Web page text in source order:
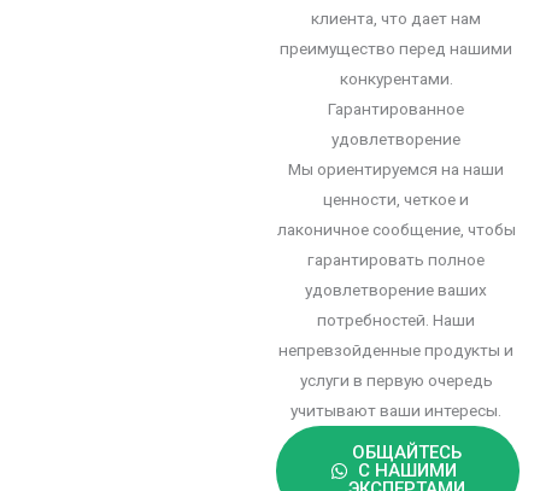
клиента, что дает нам
преимущество перед нашими
конкурентами.
Гарантированное
удовлетворение
Мы ориентируемся на наши
ценности, четкое и
лаконичное сообщение, чтобы
гарантировать полное
удовлетворение ваших
потребностей. Наши
непревзойденные продукты и
услуги в первую очередь
учитывают ваши интересы.
ОБЩАЙТЕСЬ
С НАШИМИ